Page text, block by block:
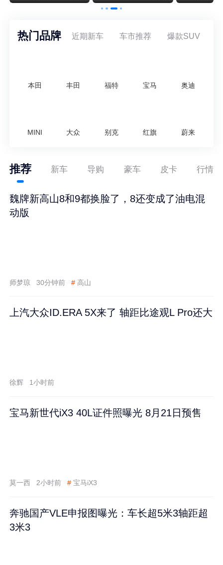
热门品牌 近期新车 车市推荐 爆款SUV
本田 丰田 福特 宝马 奥迪
MINI 大众 别克 红旗 蔚来
推荐 新车 导购 豪车 皮卡 行情
魏牌新高山8和9都换脸了，8还变成了油电混
动版
师梦琼 30分钟前 # 高山
上汽大众ID.ERA 5X来了 轴距比途观L Pro还大
徐辉 1小时前
宝马新世代iX3 40L证件照曝光 8月21日预售
莫一西 2小时前 # 宝马iX3
奔驰国产VLE申报图曝光：车长超5米3轴距超
3米3